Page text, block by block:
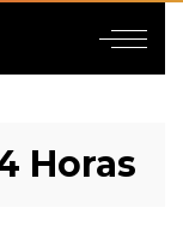
Horas